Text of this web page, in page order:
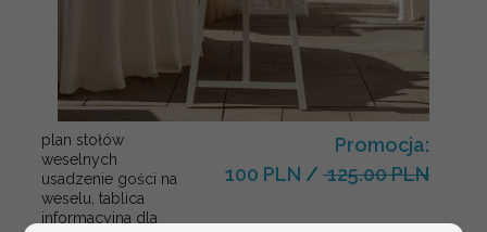
plan stołów
weselnych
usadzenie gości na
weselu, tablica
informacyjna dla
Promocja:
100 PLN / 125.00 PLN